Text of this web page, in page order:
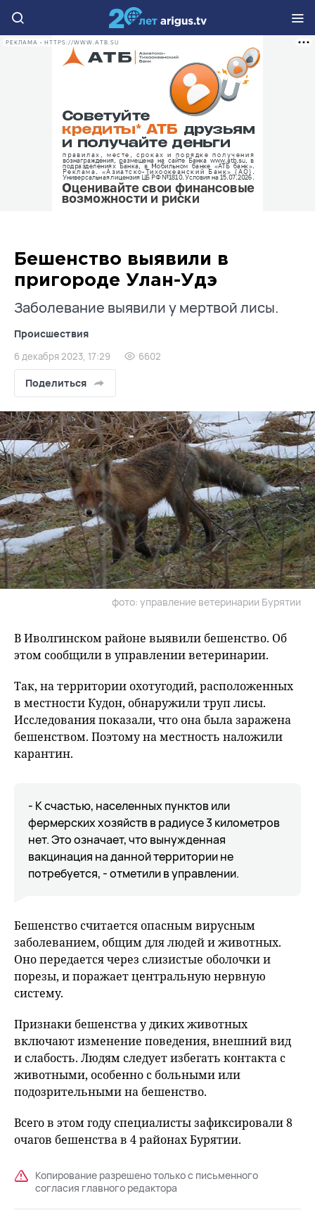
РЕКЛАМА • HTTPS://WWW.ATB.SU
Бешенство выявили в
пригороде Улан-Удэ
Заболевание выявили у мертвой лисы.
Происшествия
6 декабря 2023, 17:29 6602
Поделиться
фото: управление ветеринарии Бурятии
В Иволгинском районе выявили бешенство. Об
этом сообщили в управлении ветеринарии.
Так, на территории охотугодий, расположенных
в местности Кудон, обнаружили труп лисы.
Исследования показали, что она была заражена
бешенством. Поэтому на местность наложили
карантин.
- К счастью, населенных пунктов или
фермерских хозяйств в радиусе 3 километров
нет. Это означает, что вынужденная
вакцинация на данной территории не
потребуется, - отметили в управлении.
Бешенство считается опасным вирусным
заболеванием, общим для людей и животных.
Оно передается через слизистые оболочки и
порезы, и поражает центральную нервную
систему.
Признаки бешенства у диких животных
включают изменение поведения, внешний вид
и слабость. Людям следует избегать контакта с
животными, особенно с больными или
подозрительными на бешенство.
Всего в этом году специалисты зафиксировали 8
очагов бешенства в 4 районах Бурятии.
Копирование разрешено только с письменного
согласия главного редактора